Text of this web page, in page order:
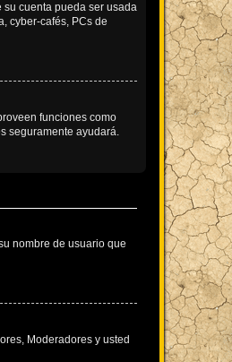
cuenta pueda ser usada
cyber-cafés, PCs de
funciones como
seguramente ayudará.
nombre de usuario que
Moderadores y usted